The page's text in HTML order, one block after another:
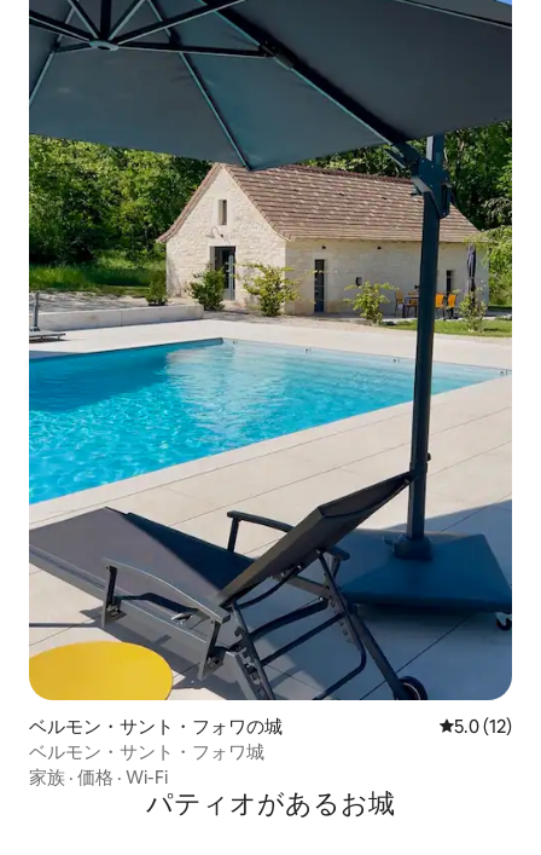
ベルモン・サント・フォワの城 レビュー12
5.0 (12)
ベルモン・サント・フォワ城
家族 · 価格 · Wi-Fi
パティオがあるお城